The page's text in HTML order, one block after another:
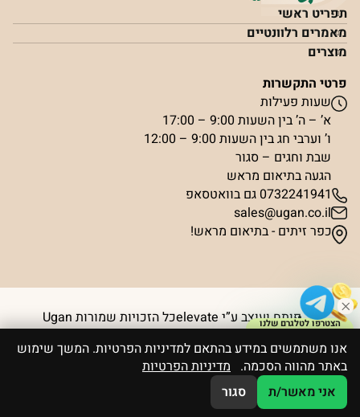
תפריט ראשי
מאמרים רלוונטיים
מוצרים
פרטי התקשרות
שעות פעילות
א’ – ה’ בין השעות 9:00 – 17:00
ו’ וערבי חג בין השעות 9:00 – 12:00
שבת וחגים – סגור
הגעה בתיאום מראש
0732241941 גם בוואטסאפ
sales@ugan.co.il
כפר זיתים - בתיאום מראש!
פותח ועוצב ע”י elevate כל הזכויות שמורות Ugan הצטרפו לטלגרם שלנו
אנו משתמשים במידע בהתאם למדיניות הפרטיות. המשך שימוש
באתר מהווה הסכמה. מדיניות הפרטיות
אני מאשר/ת
סגור